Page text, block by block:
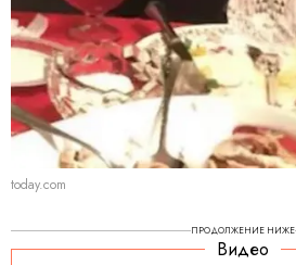
today.com
ПРОДОЛЖЕНИЕ НИЖЕ
Видео